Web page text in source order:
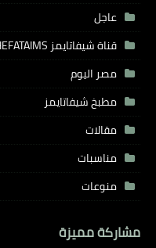
عاجل
قناة شيفاتايمز TV / SHEFATAIMS
مصر اليوم
مطبخ شيفاتايمز
مقالات
مناسبات
منوعات
مشاركة مميزة